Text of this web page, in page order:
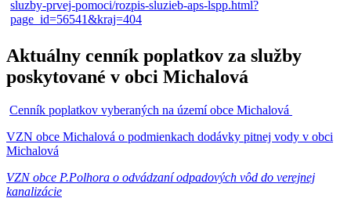
Aktuálny cenník poplatkov za služby
poskytované v obci Michalová
Cenník poplatkov vyberaných na území obce Michalová
VZN obce Michalová o podmienkach dodávky pitnej vody v obci
Michalová
VZN obce P.Polhora o odvádzaní odpadových vôd do verejnej
kanalizácie